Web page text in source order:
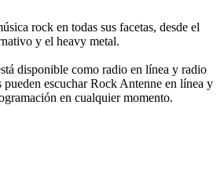
rock en todas sus facetas, desde el
y el heavy metal.
disponible como radio en línea y radio
escuchar Rock Antenne en línea y
en cualquier momento.